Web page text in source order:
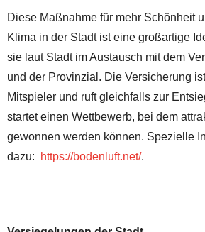
Diese Maßnahme für mehr Schönheit
Klima in der Stadt ist eine großartige
sie laut Stadt im Austausch mit dem
und der Provinzial. Die Versicherung
Mitspieler und ruft gleichfalls zur
startet einen Wettbewerb, bei dem
gewonnen werden können. Spezielle
dazu:
https://bodenluft.net/.